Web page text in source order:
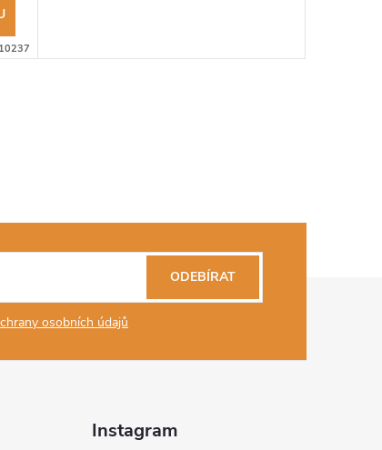
10237
osobních údajů
ODEBÍRAT
Instagram